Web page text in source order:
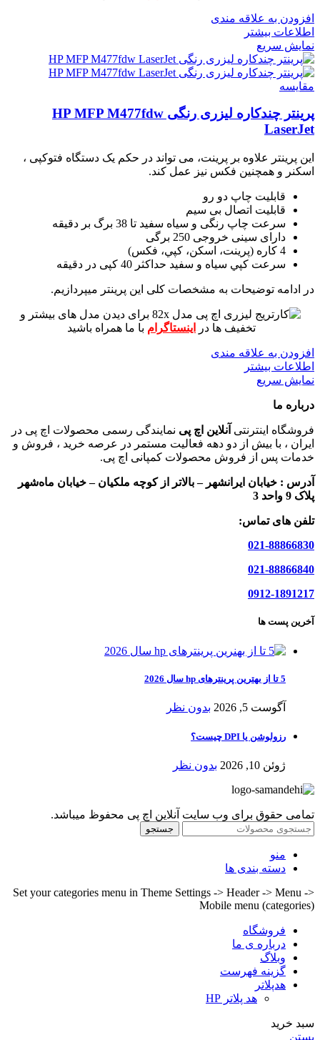
افزودن به علاقه مندی
اطلاعات بیشتر
نمایش سریع
مقايسه
پرینتر چندکاره لیزری رنگی HP MFP M477fdw
LaserJet
این پرینتر علاوه بر پرینت، می تواند در حکم یک دستگاه فتوکپی ،
اسکنر و همچنین فکس نیز عمل کند.
قابلیت چاپ دو رو
قابلیت اتصال بی سیم
سرعت چاپ رنگی و سیاه سفید تا 38 برگ بر دقیقه
دارای سینی خروجی 250 برگی
4 کاره (پرينت، اسکن، کپي، فکس)
سرعت کپي سياه و سفيد حداکثر 40 کپی در دقیقه
در ادامه توضیحات به مشخصات کلی این پرینتر میپردازیم.
برای دیدن مدل های بیشتر و
تخفیف ها در
اینستاگرام با ما همراه باشید
افزودن به علاقه مندی
اطلاعات بیشتر
نمایش سریع
درباره ما
فروشگاه اینترنتی آنلاین اچ پی نمایندگی رسمی محصولات اچ پی در
ایران ، با بیش از دو دهه فعالیت مستمر در عرصه خرید ، فروش و
خدمات پس از فروش محصولات کمپانی اچ پی.
آدرس : خیابان ایرانشهر – بالاتر از کوچه ملکیان – خیابان ماه‌شهر
پلاک 9 واحد 3
تلفن های تماس:
021-88866830
021-88866840
0912-1891217
آخرین پست ها
5 تا از بهترین پرینترهای hp سال 2026
آگوست 5, 2026 بدون نظر
رزولوشن یا DPI چیست؟
ژوئن 10, 2026 بدون نظر
تمامی حقوق برای وب سایت آنلاین اچ پی محفوظ میباشد.
جستجو
منو
دسته بندی ها
Set your categories menu in Theme Settings -> Header -> Menu ->
Mobile menu (categories)
فروشگاه
درباره ی ما
وبلاگ
گزینه فهرست
هدپلاتر
هد پلاتر HP
سبد خرید
بستن